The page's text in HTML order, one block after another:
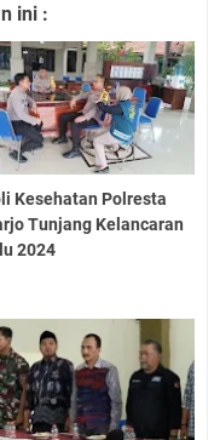
ini :
Kesehatan Polresta
Tunjang Kelancaran
2024